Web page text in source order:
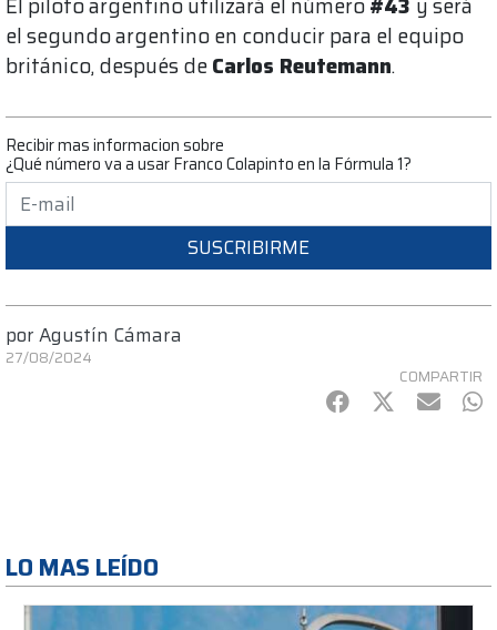
El piloto argentino utilizará el número#43 y será
el segundo argentino en conducir para el equipo
británico, después deCarlos Reutemann.
Recibir mas informacion sobre
¿Qué número va a usar Franco Colapinto en la Fórmula 1?
SUSCRIBIRME
porAgustín Cámara
27/08/2024
COMPARTIR
Facebook
Twitter
mail
LO MAS LEÍDO